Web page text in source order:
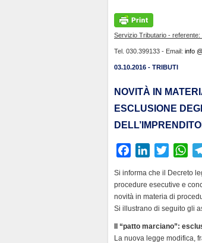
Servizio Tributario -
Tel. 030.399133 - Email: info
03.10.2016 - TRIBUTI
NOVITÀ IN
ESCLUSIONE
c
e
b
o
n
k
e
I
i
t
t
r
W
a
t
s
p
Si informa che il Decreto
procedure esecutive e
novità in materia di
Si illustrano di seguito gli
Il “patto marciano”:
La nuova legge modifica,